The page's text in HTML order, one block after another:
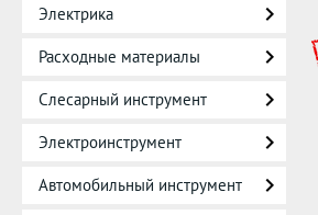
Электрика
Расходные материалы
Слесарный инструмент
Электроинструмент
Автомобильный инструмент